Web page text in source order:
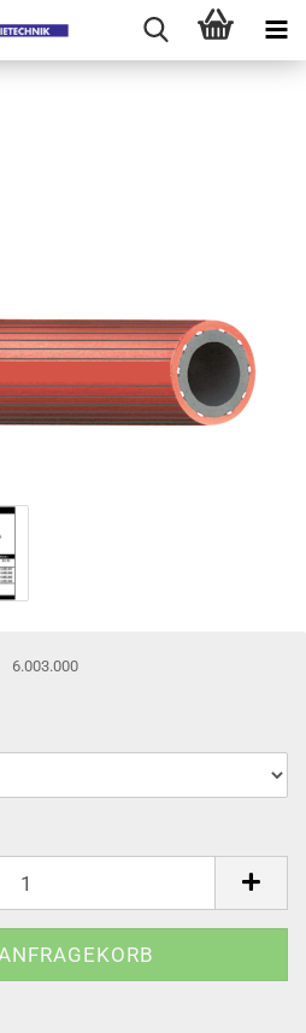
6.003.000